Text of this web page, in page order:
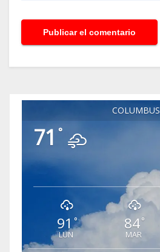
COLUMBUS
71 °
91 °
LUN
84°
MAR